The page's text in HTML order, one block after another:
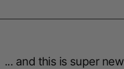
... and this is super new